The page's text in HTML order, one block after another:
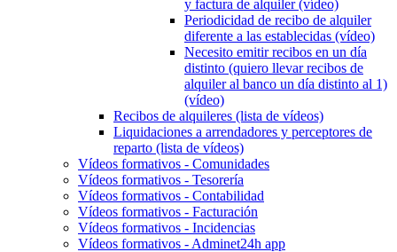
y factura de alquiler (vídeo)
Periodicidad de recibo de alquiler
diferente a las establecidas (vídeo)
Necesito emitir recibos en un día
distinto (quiero llevar recibos de
alquiler al banco un día distinto al 1)
(vídeo)
Recibos de alquileres (lista de vídeos)
Liquidaciones a arrendadores y perceptores de
reparto (lista de vídeos)
Vídeos formativos - Comunidades
Vídeos formativos - Tesorería
Vídeos formativos - Contabilidad
Vídeos formativos - Facturación
Vídeos formativos - Incidencias
Vídeos formativos - Adminet24h app